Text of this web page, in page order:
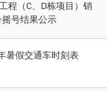
程（C、D栋项目）销
号结果公示
暑假交通车时刻表